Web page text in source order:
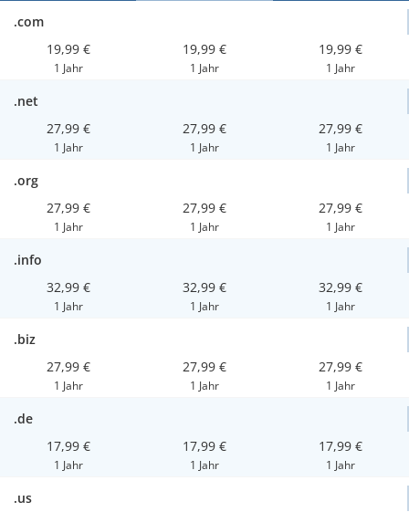
.com
19,99 €
1 Jahr
19,99 €
1 Jahr
19,99 €
1 Jahr
.net
27,99 €
1 Jahr
27,99 €
1 Jahr
27,99 €
1 Jahr
.org
27,99 €
1 Jahr
27,99 €
1 Jahr
27,99 €
1 Jahr
.info
32,99 €
1 Jahr
32,99 €
1 Jahr
32,99 €
1 Jahr
.biz
27,99 €
1 Jahr
27,99 €
1 Jahr
27,99 €
1 Jahr
.de
17,99 €
1 Jahr
17,99 €
1 Jahr
17,99 €
1 Jahr
.us